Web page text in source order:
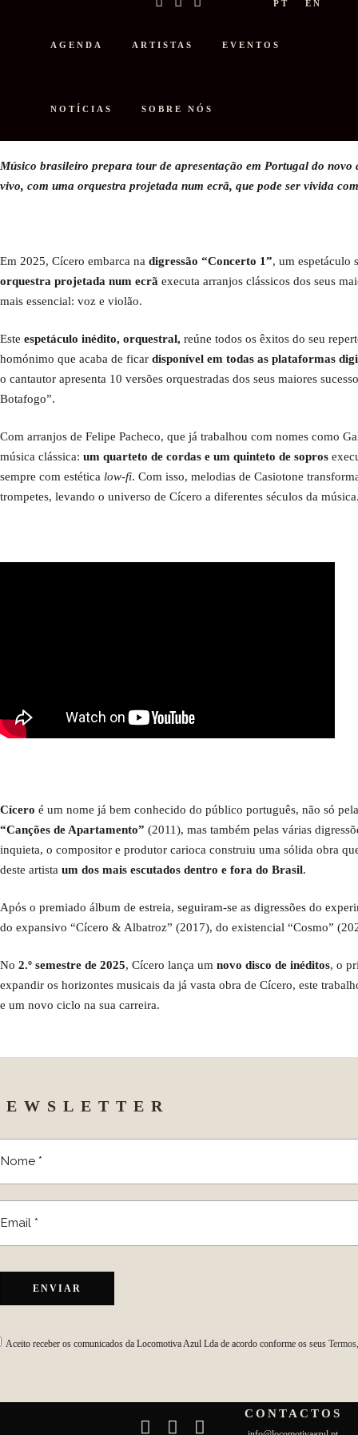
PT EN
AGENDA ARTISTAS EVENTOS
NOTÍCIAS SOBRE NÓS
Músico brasileiro prepara tour de apresentação em Portugal do
vivo, com uma orquestra projetada num ecrã, que pode ser vivida
Em 2025, Cícero embarca na digressão “Concerto 1”, um espetáculo
orquestra projetada num ecrã executa arranjos clássicos dos seus
mais essencial: voz e violão.
Este espetáculo inédito, orquestral, reúne todos os êxitos do seu
homónimo que acaba de ficar disponível em todas as plataformas
o cantautor apresenta 10 versões orquestradas dos seus maiores
Botafogo”.
Com arranjos de Felipe Pacheco, que já trabalhou com nomes como
música clássica: um quarteto de cordas e um quinteto de sopros
sempre com estética low-fi. Com isso, melodias de Casiotone
trompetes, levando o universo de Cícero a diferentes séculos da
Cícero é um nome já bem conhecido do público português, não só
“Canções de Apartamento” (2011), mas também pelas várias
inquieta, o compositor e produtor carioca construiu uma sólida obra
deste artista um dos mais escutados dentro e fora do Brasil.
Após o premiado álbum de estreia, seguiram-se as digressões do
do expansivo “Cícero & Albatroz” (2017), do existencial “Cosmo”
No 2.º semestre de 2025, Cícero lança um novo disco de inéditos, o
expandir os horizontes musicais da já vasta obra de Cícero, este
e um novo ciclo na sua carreira.
Aceito receber os comunicados da Locomotiva Azul Lda de acordo conforme os seus
CONTACTOS